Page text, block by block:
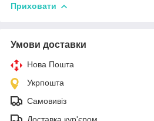
Приховати
Умови доставки
Нова Пошта
Укрпошта
Самовивіз
Доставка кур'єром